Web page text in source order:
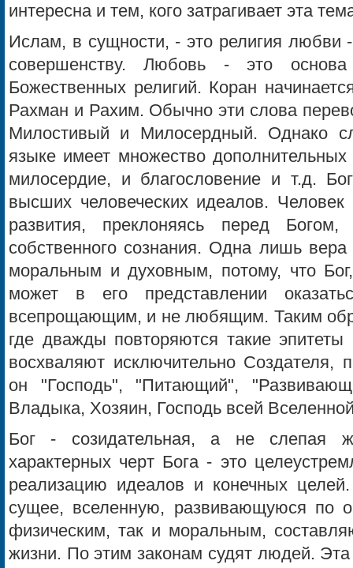
интересна и тем, кого затрагивает эта
Ислам, в сущности, - это религия любви
совершенству. Любовь - это
Божественных религий. Коран
Рахман и Рахим. Обычно эти слова
Милостивый и Милосердный. Однако
языке имеет множество
милосердие, и благословение и т.д.
высших человеческих идеалов. Человек
развития, преклоняясь перед
собственного сознания. Одна лишь
моральным и духовным, потому, что
может в его представлении
всепрощающим, и не любящим. Таким
где дважды повторяются такие
восхваляют исключительно Создателя,
он "Господь", "Питающий",
Владыка, Хозяин, Господь всей
Бог - созидательная, а не слепая
характерных черт Бога - это
реализацию идеалов и конечных
сущее, вселенную, развивающуюся по
физическим, так и моральным,
жизни. По этим законам судят людей.